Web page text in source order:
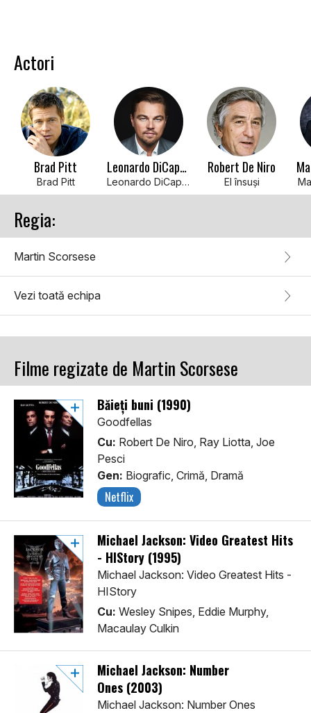
Actori
Brad Pitt
Brad Pitt
Leonardo DiCaprio
Leonardo DiCaprio
Robert De Niro
El însuși
Regia:
Martin Scorsese
Vezi toată echipa
Filme regizate de Martin Scorsese
Băieți buni (1990)
Goodfellas
Cu: Robert De Niro, Ray Liotta, Joe
Pesci
Gen: Biografic, Crimă, Dramă
Netflix
Michael Jackson: Video Greatest Hits
- HIStory (1995)
Michael Jackson: Video Greatest Hits -
HIStory
Cu: Wesley Snipes, Eddie Murphy,
Macaulay Culkin
Michael Jackson: Number
Ones (2003)
Michael Jackson: Number Ones